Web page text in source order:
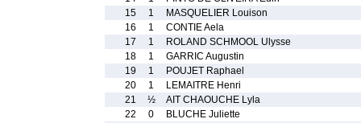
15
1
MASQUELIER Louison
16
1
CONTIE Aela
17
1
ROLAND SCHMOOL Ulysse
18
1
GARRIC Augustin
19
1
POUJET Raphael
20
1
LEMAITRE Henri
21
½
AIT CHAOUCHE Lyla
22
0
BLUCHE Juliette